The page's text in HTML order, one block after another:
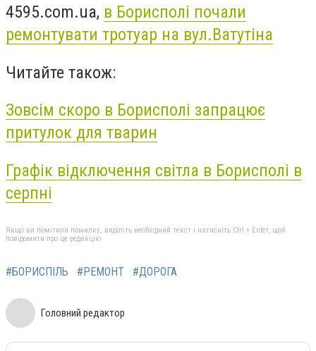
4595.com.ua, в Борисполі почали
ремонтувати тротуар на вул.Ватутіна
Читайте також:
Зовсім скоро в Борисполі запрацює
притулок для тварин
Графік відключення світла в Борисполі в
серпні
Якщо ви помітили помилку, виділіть необхідний текст і натисніть Ctrl + Enter, щоб
повідомити про це редакцію
#БОРИСПІЛЬ #РЕМОНТ #ДОРОГА
Головний редактор